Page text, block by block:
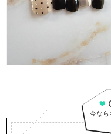
今なら